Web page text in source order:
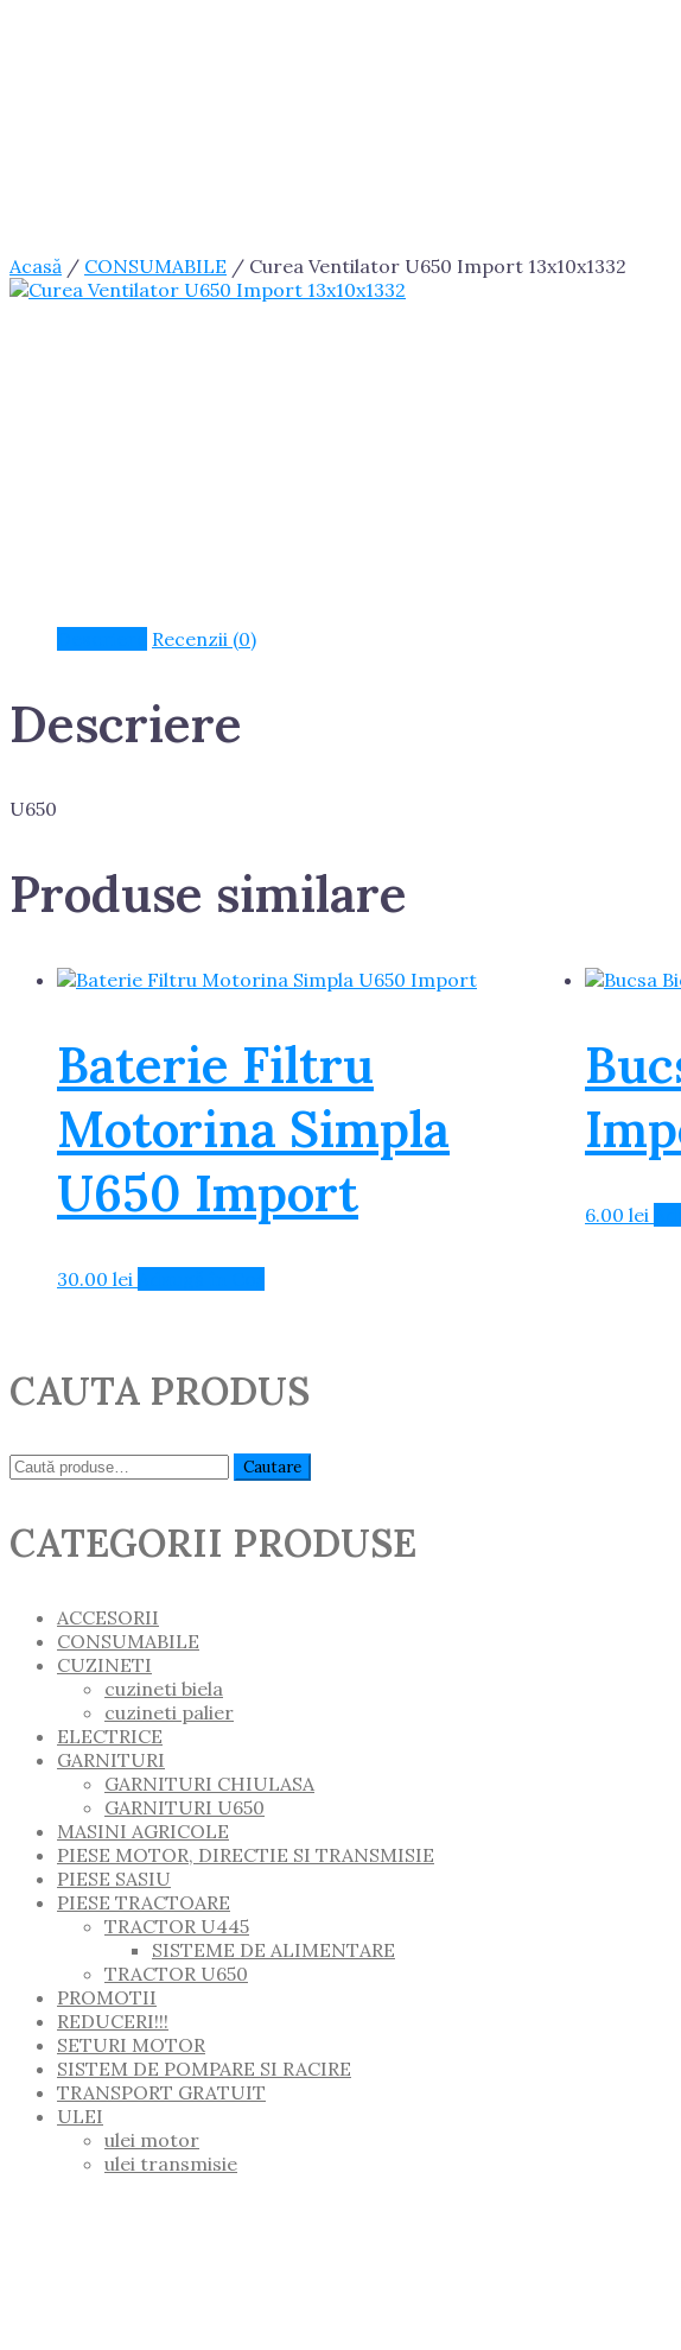
Acasă / CONSUMABILE / Curea Ventilator U650 Import 13x10x1332
Recenzii (0)
Descriere
U650
Produse similare
Baterie Filtru
Motorina Simpla
U650 Import
30.00 lei
6.00 lei
CAUTA PRODUS
Caută: Cautare
CATEGORII PRODUSE
ACCESORII
CONSUMABILE
CUZINETI
cuzineti biela
cuzineti palier
ELECTRICE
GARNITURI
GARNITURI CHIULASA
GARNITURI U650
MASINI AGRICOLE
PIESE MOTOR, DIRECTIE SI TRANSMISIE
PIESE SASIU
PIESE TRACTOARE
TRACTOR U445
SISTEME DE ALIMENTARE
TRACTOR U650
PROMOTII
REDUCERI!!!
SETURI MOTOR
SISTEM DE POMPARE SI RACIRE
TRANSPORT GRATUIT
ULEI
ulei motor
ulei transmisie